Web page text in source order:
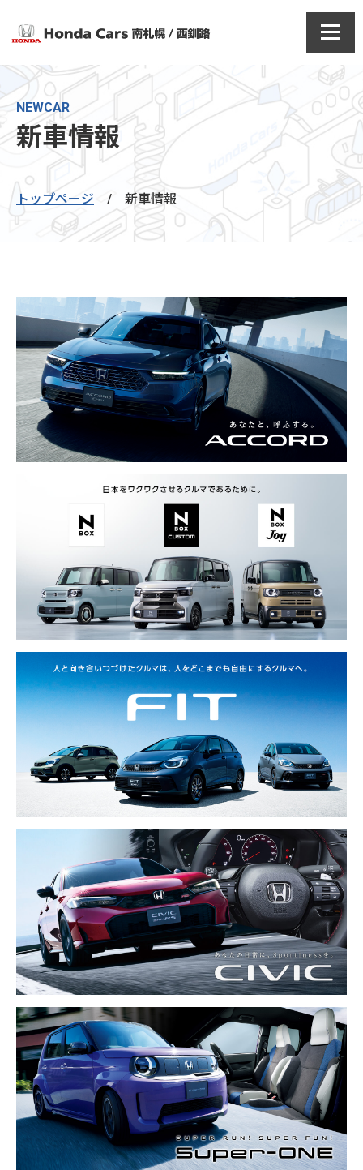
NEWCAR
新車情報
トップページ / 新車情報